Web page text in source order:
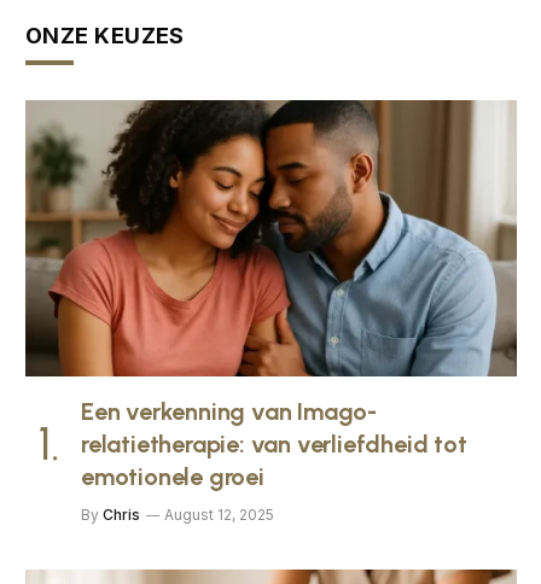
ONZE KEUZES
Een verkenning van Imago-
relatietherapie: van verliefdheid tot
emotionele groei
By Chris August 12, 2025